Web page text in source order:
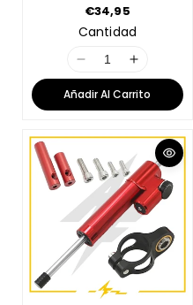
P
r
e
o
r
e
u
a
r
€34,95
Cantidad
8
E
r
r
o
r
:
M
i
I
8
E
r
r
o
r
:
M
i
s
Añadir Al Carrito